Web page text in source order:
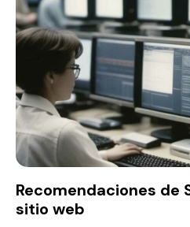
Recomendaciones de
sitio web